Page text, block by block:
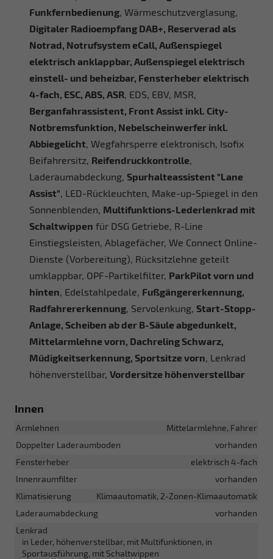
Funkfernbedienung , Wärmeschutzverglasung,
Digitaler Radioempfang DAB+, Reserverad als
Notrad, Notrufsystem eCall, Außenspiegel
elektrisch anklappbar, Außenspiegel elektrisch
einstell- und beheizbar, Fensterheber elektrisch
4-fach, ESC, ABS, ASR , EDS, EBV, MSR,
Berganfahrassistent, Front Assist inkl. City-
Notbremsfunktion, Nebelscheinwerfer inkl.
Abbiegelicht , Wegfahrsperre elektronisch, Isofix
Beifahrersitz, Reifendruckkontrolle
Laderaumabdeckung, Spurhalteassistent "Lane
Assist" , LED-Rückleuchten, Make-up-Spiegel in den
Sonnenblenden, Multifunktions-Lederlenkrad mit
Schaltwippen für DSG Getriebe, R-Line
Einstiegsleisten, Ablagefächer, We Connect Online-
Dienste (Vorbereitung), Rücksitzlehne geteilt
umklappbar, OPF-Partikelfilter, ParkPilot vorn und
hinten , Edelstahlpedale, Fußgängererkennung,
Radfahrererkennung , Servolenkung, Start-Stopp-
Anlage, Scheiben ab der B-Säule abgedunkelt,
Mittelarmlehne vorn, Dachreling Schwarz,
Müdigkeitserkennung, Sportsitze vorn , Lenkrad
höhenverstellbar, Vordersitze höhenverstellbar
Innen
Armlehnen
Mittelarmlehne, Fahrer
Doppelter Laderaumboden
vorhanden
Fensterheber
elektrisch 4-fach
Innenraumfilter
vorhanden
Klimatisierung
Klimaautomatik, 2-Zonen-Klimaautomatik
Laderaumabdeckung
vorhanden
Lenkrad
in Leder, höhenverstellbar, mit Multifunktionen, in
Sportausführung, mit Schaltwippen